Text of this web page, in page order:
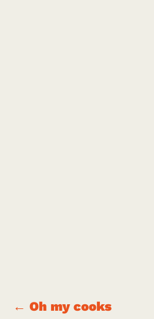
←Oh my cooks